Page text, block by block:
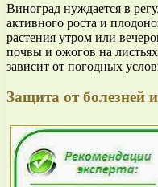
Виноград нуждается в
активного роста и
растения утром или
почвы и ожогов на
зависит от погодных
Защита от болезней